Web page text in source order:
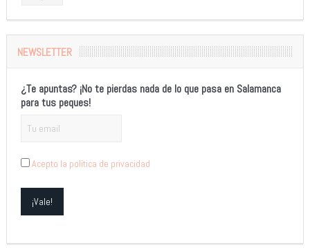
NEWSLETTER
¿Te apuntas? ¡No te pierdas nada de lo que pasa en Salamanca
para tus peques!
Acepto la política de privacidad